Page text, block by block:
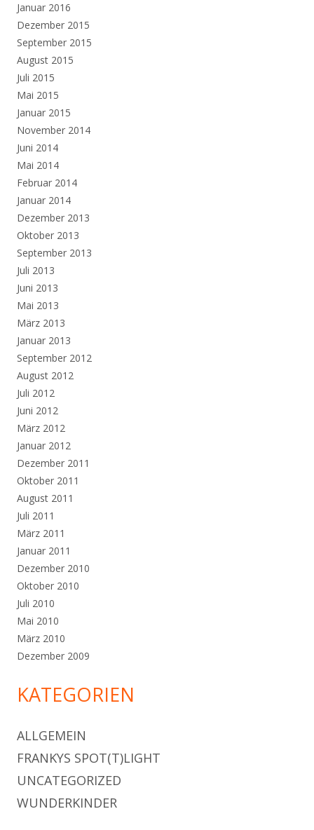
Januar 2016
Dezember 2015
September 2015
August 2015
Juli 2015
Mai 2015
Januar 2015
November 2014
Juni 2014
Mai 2014
Februar 2014
Januar 2014
Dezember 2013
Oktober 2013
September 2013
Juli 2013
Juni 2013
Mai 2013
März 2013
Januar 2013
September 2012
August 2012
Juli 2012
Juni 2012
März 2012
Januar 2012
Dezember 2011
Oktober 2011
August 2011
Juli 2011
März 2011
Januar 2011
Dezember 2010
Oktober 2010
Juli 2010
Mai 2010
März 2010
Dezember 2009
KATEGORIEN
ALLGEMEIN
FRANKYS SPOT(T)LIGHT
UNCATEGORIZED
WUNDERKINDER